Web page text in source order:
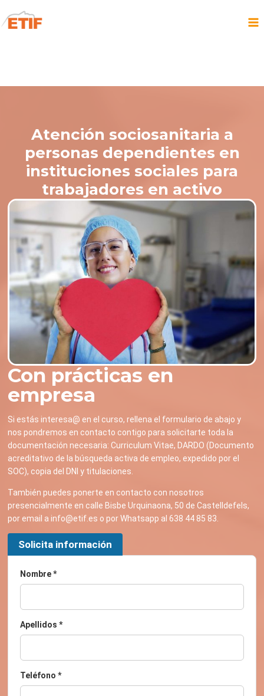
Atención sociosanitaria a
personas dependientes en
instituciones sociales para
trabajadores en activo
Con prácticas en
empresa
Si estás interesa@ en el curso, rellena el formulario de abajo y
nos pondremos en contacto contigo para solicitarte toda la
documentación necesaria: Curriculum Vitae, DARDO (Documento
acreditativo de la búsqueda activa de empleo, expedido por el
SOC), copia del DNI y titulaciones.
También puedes ponerte en contacto con nosotros
presencialmente en calle Bisbe Urquinaona, 50 de Castelldefels,
por email a info@etif.es o por Whatsapp al 638 44 85 83.
Solicita información
Nombre *
Apellidos *
Teléfono *